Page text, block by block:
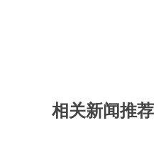
相关新闻推荐